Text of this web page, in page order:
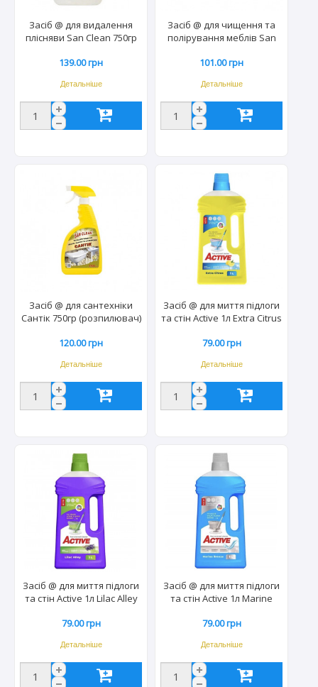
Засіб @ для видалення
плісняви San Clean 750гр
139.00 грн
Детальніше
Засіб @ для чищення та
полірування меблів San
101.00 грн
Детальніше
Засіб @ для сантехніки
Сантік 750гр (розпилювач)
120.00 грн
Детальніше
Засіб @ для миття підлоги
та стін Active 1л Extra Citrus
79.00 грн
Детальніше
Засіб @ для миття підлоги
та стін Active 1л Lilac Alley
79.00 грн
Детальніше
Засіб @ для миття підлоги
та стін Active 1л Marine
79.00 грн
Детальніше